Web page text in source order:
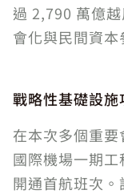
過 2,790 萬億
會化與民間資本
戰略性基礎設
在本次多個重
國際機場一期
開通首航班次